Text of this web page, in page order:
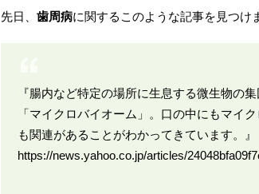
先日、 歯周病に関するこのような記事を見つけ
『腸内など特定の場所に生息する微生物の
「マイクロバイオーム」。口の中にもマイ
も関連があることがわかってきています。』
https://news.yahoo.co.jp/articles/